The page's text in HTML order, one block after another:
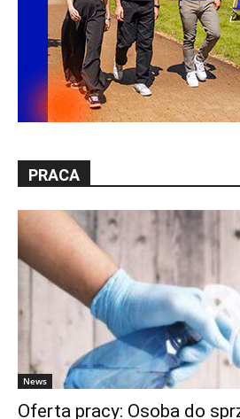
PRACA
News
Oferta pracy: Osoba do